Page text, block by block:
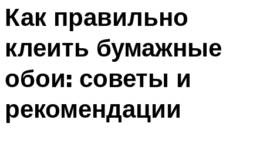
Как правильно
клеить бумажные
обои: советы и
рекомендации